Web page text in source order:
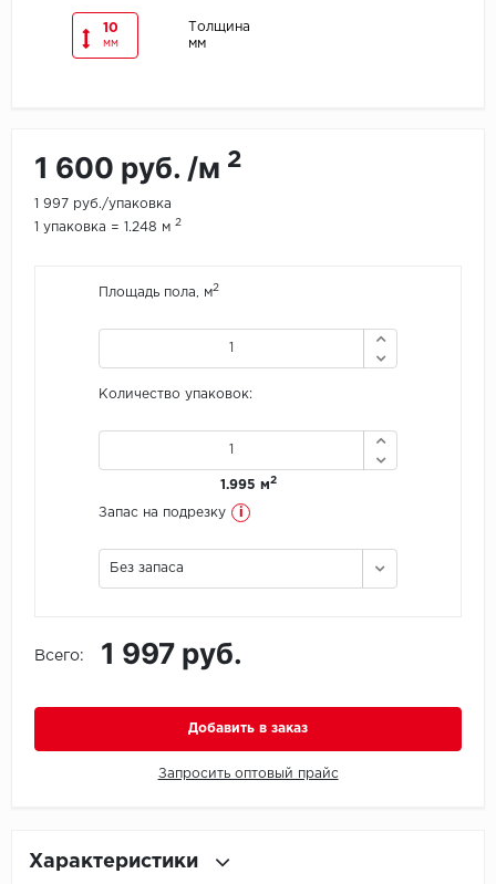
Jinan PDM
LG Decotile
Millenium
10
мм
Толщина
мм
1 600 руб. /м 2
1 997 руб./упаковка
1 упаковка = 1.248 м 2
Площадь пола, м2
Количество упаковок:
1.995 м2
Запас на подрезку i
Без запаса
Всего: 1 997 руб.
Добавить в заказ
Запросить оптовый прайс
Характеристики